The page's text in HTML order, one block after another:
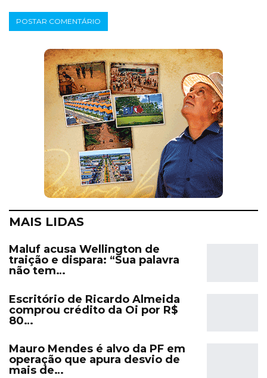
MAIS LIDAS
Maluf acusa Wellington de
traição e dispara: “Sua palavra
não tem…
Escritório de Ricardo Almeida
comprou crédito da Oi por R$
80…
Mauro Mendes é alvo da PF em
operação que apura desvio de
mais de…